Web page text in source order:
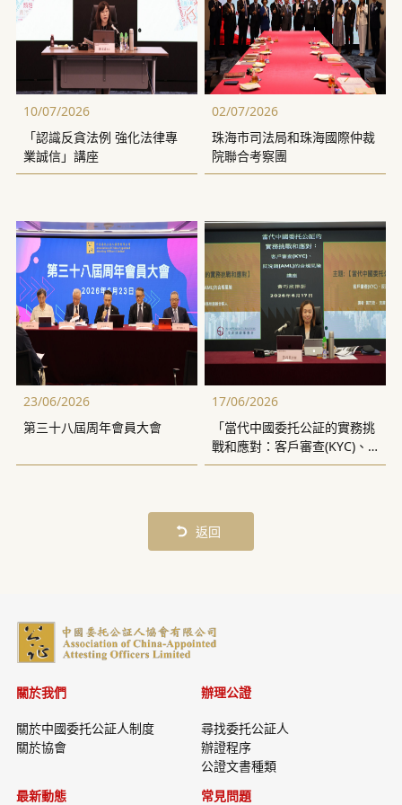
10/07/2026
「認識反貪法例 強化法律專
業誠信」講座
02/07/2026
珠海市司法局和珠海國際仲裁
院聯合考察團
23/06/2026
第三十八屆周年會員大會
17/06/2026
「當代中國委托公証的實務挑
戰和應對：客戶審查(KYC)、
反洗錢(AML)的合規風險」講
返回
關於我們
關於中國委托公証人制度
關於協會
辦理公證
尋找委托公証人
辦證程序
公證文書種類
最新動態
常見問題